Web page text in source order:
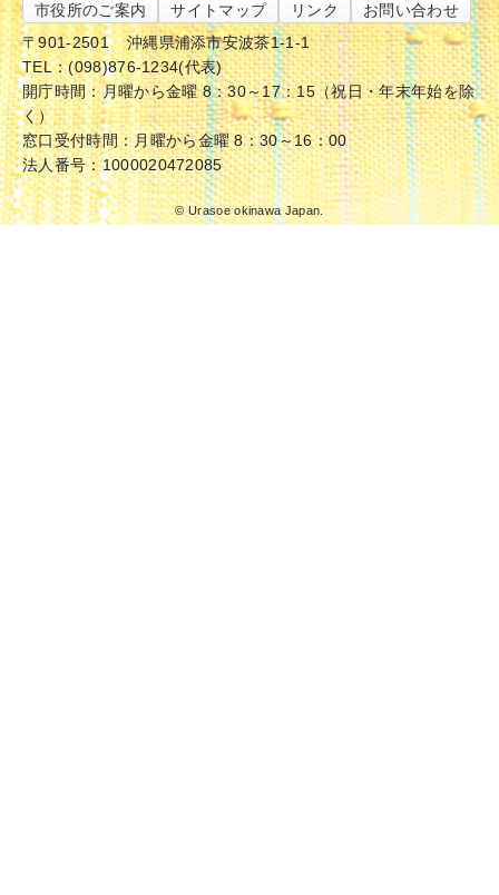
市役所のご案内 サイトマップ リンク
お問い合わせ
〒901-2501
沖縄県浦添市安波茶1-1-1
TEL：(098)876-1234(代表)
開庁時間：月曜から金曜 8：30～17：15（祝日・年末年始を除
く）
窓口受付時間：月曜から金曜 8：30～16：00
法人番号：1000020472085
© Urasoe okinawa Japan.